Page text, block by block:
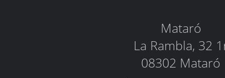
Mataró
La Rambla, 32
08302 Mataró